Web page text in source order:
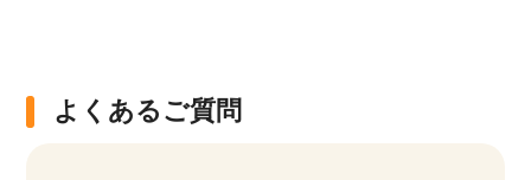
よくあるご質問